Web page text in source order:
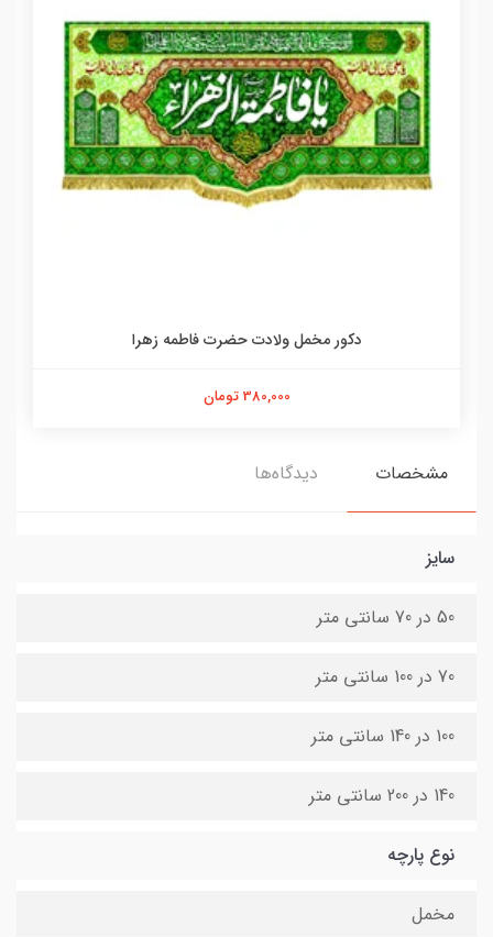
دکور مخمل ولادت حضرت فاطمه زهرا
380,000 تومان
مشخصات دیدگاه‌ها
سایز
50 در 70 سانتی متر
70 در 100 سانتی متر
100 در 140 سانتی متر
140 در 200 سانتی متر
نوع پارچه
مخمل